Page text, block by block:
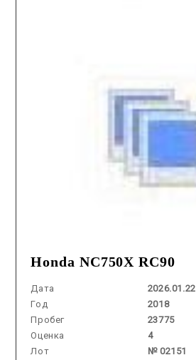
Honda NC750X RC90
Дата
2026.01.22
Год
2018
Пробег
23775
Оценка
4
Лот
№ 02151